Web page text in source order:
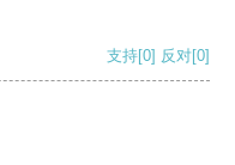
支持[0] 反对[0]